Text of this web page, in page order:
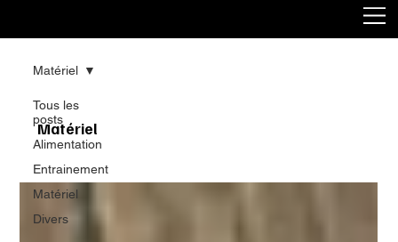
Tous les
posts
Alimentation
Entrainement
Matériel
Divers
Matériel
Matériel